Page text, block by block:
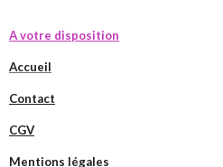
A votre disposition
Accueil
Contact
CGV
Mentions légales